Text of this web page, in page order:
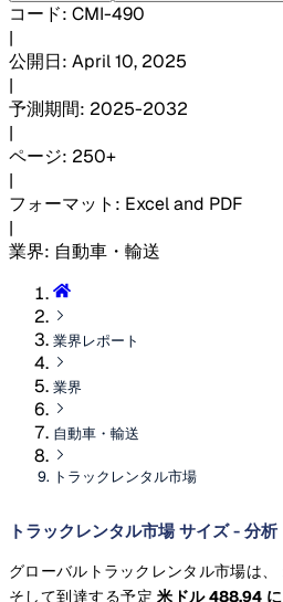
コード: CMI-490
|
公開日: April 10, 2025
|
予測期間: 2025-2032
|
ページ: 250+
|
フォーマット : Excel and PDF
|
業界: 自動車・輸送
業界レポート
業界
自動車・輸送
トラックレンタル市場
トラックレンタル市場 サイズ - 分析
グローバルトラックレンタル市場は、
そして到達する予定米ドル 488.94